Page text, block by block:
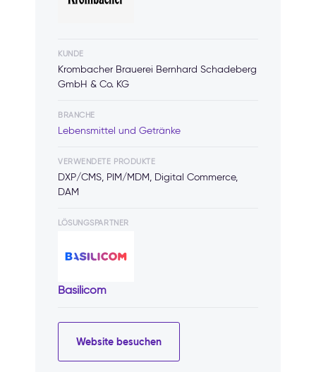
KUNDE
Krombacher Brauerei Bernhard Schadeberg
GmbH & Co. KG
BRANCHE
Lebensmittel und Getränke
VERWENDETE PRODUKTE
DXP/CMS, PIM/MDM, Digital Commerce,
DAM
LÖSUNGSPARTNER
Basilicom
Website besuchen